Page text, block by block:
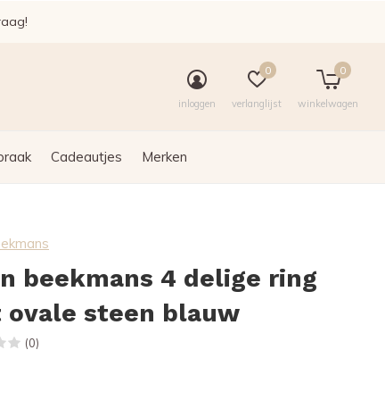
Cadeautjes Merken
inloggen verlanglijst
0
winkelwagen
0
beekmans 4 delige ring
ovale steen blauw
(0)